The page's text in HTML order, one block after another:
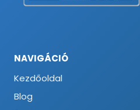
NAVIGÁCIÓ
Kezdőoldal
Blog